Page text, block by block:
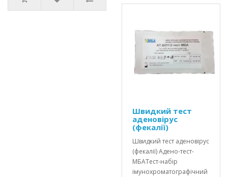
Швидкий тест
аденовірус
(фекалії)
Швидкий тест аденовірус
(фекалії) Адено-тест-
МБАТест-набір
імунохроматографічний